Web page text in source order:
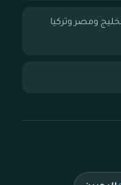
ومصر وتركيا